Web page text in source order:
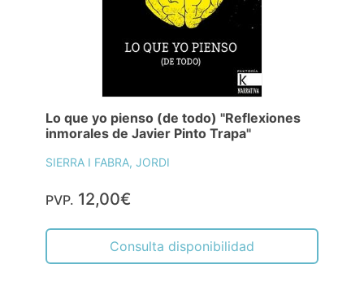
Lo que yo pienso (de todo) "Reflexiones
inmorales de Javier Pinto Trapa"
SIERRA I FABRA, JORDI
PVP. 12,00€
Consulta disponibilidad